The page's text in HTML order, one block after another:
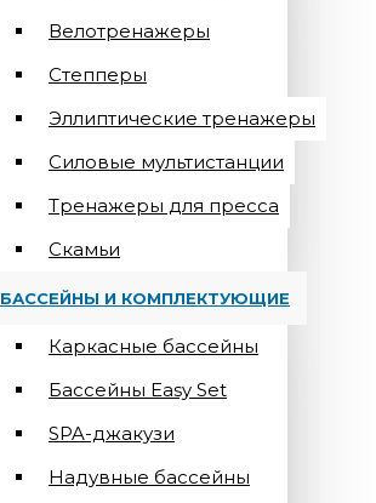
Велотренажеры
Степперы
Эллиптические тренажеры
Силовые мультистанции
Тренажеры для пресса
Скамьи
БАССЕЙНЫ И КОМПЛЕКТУЮЩИЕ
Каркасные бассейны
Бассейны Easy Set
SPA-джакузи
Надувные бассейны